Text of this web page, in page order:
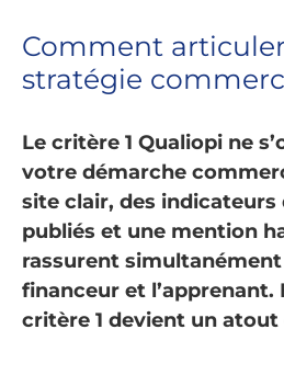
Comment
stratégie
Le critère 1 Qualiopi ne
votre démarche
site clair, des indicateurs
publiés et une mention
rassurent simultanément
financeur et
critère 1 devient un